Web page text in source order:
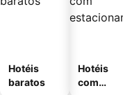
Hotéis
baratos
Hotéis
com